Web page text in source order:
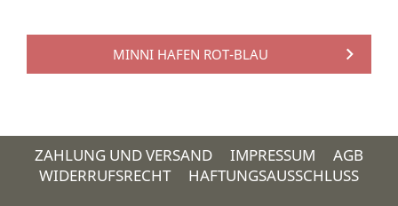
MINNI HAFEN ROT-BLAU
ZAHLUNG UND VERSAND IMPRESSUM
AGB
WIDERRUFSRECHT
HAFTUNGSAUSSCHLUSS